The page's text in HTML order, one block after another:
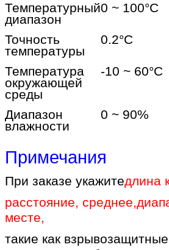
Температурный
диапазон
0 ~ 100°C
Точность
температуры
0.2°C
Температура
окружающей
среды
-10 ~ 60°C
Диапазон
влажности
0 ~ 90%
Примечания
При заказе укажитедлина
расстояние, среднее,
месте,
такие как